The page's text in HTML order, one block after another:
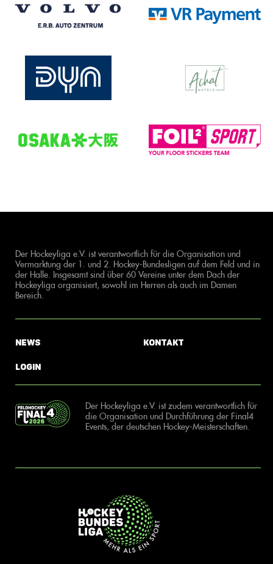
Der Hockeyliga e.V. ist verantwortlich für die Organisation und
Vermarktung der 1. und 2. Hockey-Bundesligen auf dem Feld und in
der Halle. Insgesamt sind über 60 Vereine unter dem Dach der
Hockeyliga organisiert, sowohl im Herren als auch im Damen
Bereich.
News
Login
Kontakt
Der Hockeyliga e.V. ist zudem verantwortlich für
die Organisation und Durchführung der Final4
Events, der deutschen Hockey-Meisterschaften.